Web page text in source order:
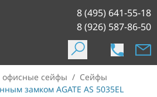
8 (495) 641-55-18
8 (926) 587-86-50
сейфы / Сейфы
замком AGATE AS 5035EL